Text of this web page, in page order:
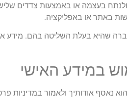
בעצמה או באמצעות צדדים
באתר או באפליקציה.
שהיא בעלת השליטה בהם. מידע
במידע האישי
אודותיך ולאמור במדיניות